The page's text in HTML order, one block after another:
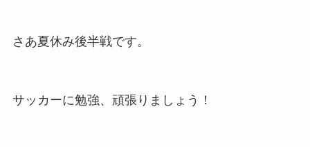
さあ夏休み後半戦です。
サッカーに勉強、頑張りましょう！